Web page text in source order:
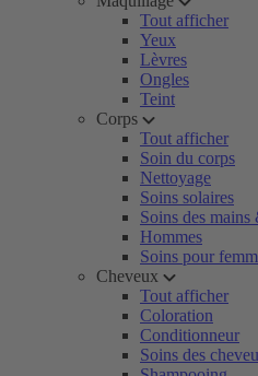
Tout afficher
Yeux
Lèvres
Ongles
Teint
Corps
Tout afficher
Soin du corps
Nettoyage
Soins solaires
Soins des mains
Hommes
Soins pour
Cheveux
Tout afficher
Coloration
Conditionneur
Soins des